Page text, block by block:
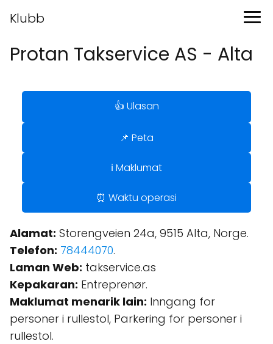
Klubb
Protan Takservice AS - Alta
👍 Ulasan
📌 Peta
ℹ️ Maklumat
⏰ Waktu operasi
Alamat: Storengveien 24a, 9515 Alta, Norge.
Telefon: 78444070.
Laman Web: takservice.as
Kepakaran: Entreprenør.
Maklumat menarik lain: Inngang for
personer i rullestol, Parkering for personer i
rullestol.